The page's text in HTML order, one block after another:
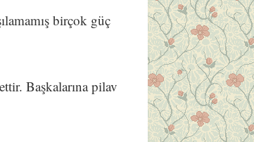
birçok güç
Başkalarına pilav